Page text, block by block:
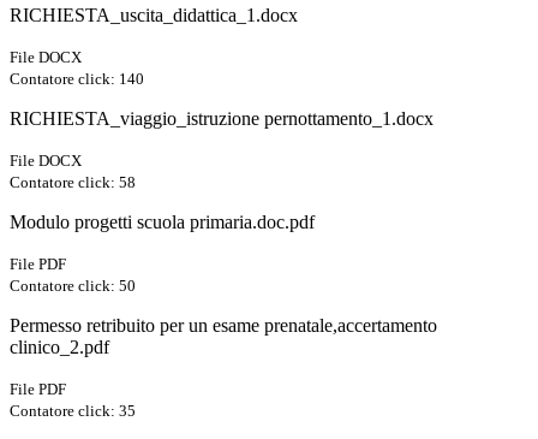
RICHIESTA_uscita_didattica_1.docx
File DOCX
Contatore click: 140
RICHIESTA_viaggio_istruzione pernottamento_1.docx
File DOCX
Contatore click: 58
Modulo progetti scuola primaria.doc.pdf
File PDF
Contatore click: 50
Permesso retribuito per un esame prenatale,accertamento
clinico_2.pdf
File PDF
Contatore click: 35